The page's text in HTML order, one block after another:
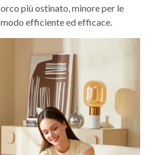
più ostinato, minore per le
efficiente ed efficace.